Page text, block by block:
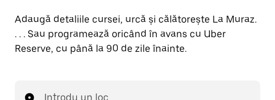
Adaugă detaliile cursei, urcă și călătorește La Muraz.
. . . Sau programează oricând în avans cu Uber
Reserve, cu până la 90 de zile înainte.
Introdu un loc